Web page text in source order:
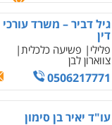
עו"ד יאיר בן סימון
פלילי תעבורה אזרחי
נזיקין ביטוח
0505719060
חנא בולוס – משרד עורכי
שירותים מקצועיים לעורכי
דין
0544500346
מאיה בלום, עו"ס,
טיפול ושיקום
טיפול בהתמכרויות
שירותים מקצועיים לעורכי